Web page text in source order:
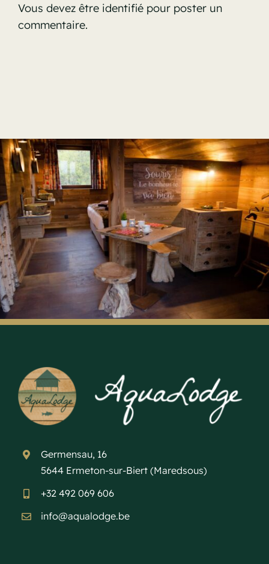
Vous devez être identifié pour poster un
commentaire.
Germensau, 16
5644 Ermeton-sur-Biert (Maredsous)
+32 492 069 606
info@aqualodge.be